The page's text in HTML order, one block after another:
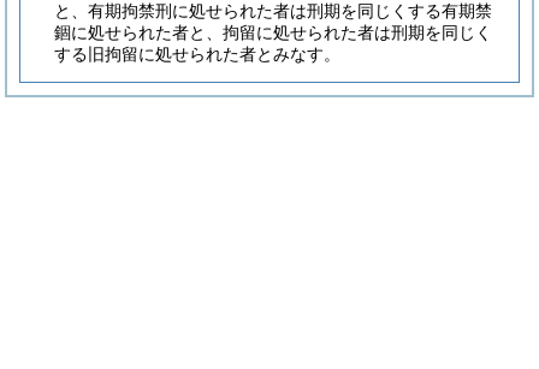
と、有期拘禁刑に処せられた者は刑期を同じくする有期禁
錮に処せられた者と、拘留に処せられた者は刑期を同じく
する旧拘留に処せられた者とみなす。